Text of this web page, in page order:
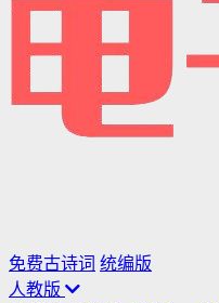
免费古诗词 统编版
人教版